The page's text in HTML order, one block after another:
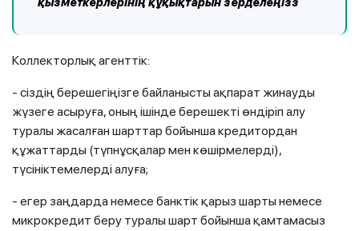
Коллекторлық агенттік:
- сіздің берешегіңізге байланысты ақпарат жинауды
жүзеге асыруға, оның ішінде берешекті өндіріп алу
туралы жасалған шарттар бойынша кредитордан
құжаттарды (түпнұсқалар мен көшірмелерді),
түсініктемелерді алуға;
- егер заңдарда немесе банктік қарыз шарты немесе
микрокредит беру туралы шарт бойынша қамтамасыз